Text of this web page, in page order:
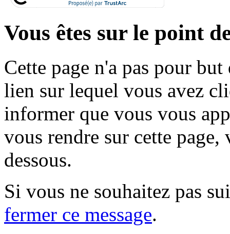
Vous êtes sur le point
Cette page n'a pas pour
lien sur lequel vous avez
informer que vous vous
vous rendre sur cette
dessous.
Si vous ne souhaitez pas
fermer ce message.